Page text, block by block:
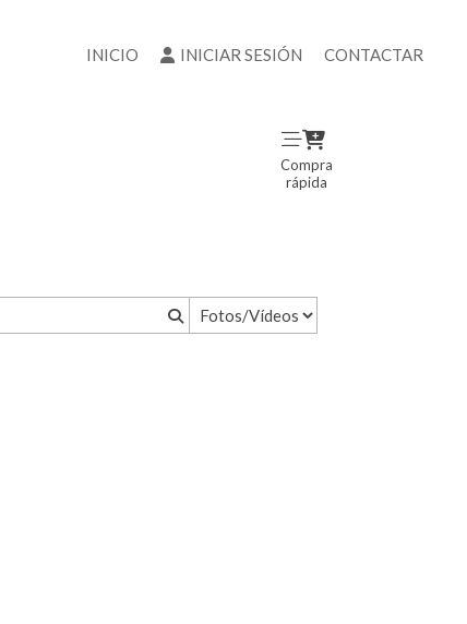
INICIO INICIAR SESIÓN CONTACTAR
Compra
rápida